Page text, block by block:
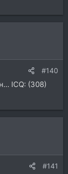
#140
ICQ: (308)
#141